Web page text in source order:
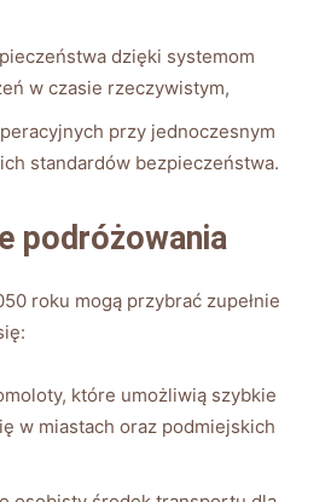
dzięki systemom
w czasie rzeczywistym,
przy jednoczesnym
standardów bezpieczeństwa.
podróżowania
roku mogą przybrać zupełnie
które umożliwią szybkie
w miastach oraz podmiejskich